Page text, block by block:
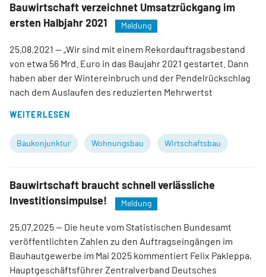
Bauwirtschaft verzeichnet Umsatzrückgang im
ersten Halbjahr 2021
Meldung
25.08.2021 — „Wir sind mit einem Rekordauftragsbestand
von etwa 56 Mrd. Euro in das Baujahr 2021 gestartet. Dann
haben aber der Wintereinbruch und der Pendelrückschlag
nach dem Auslaufen des reduzierten Mehrwertst
WEITERLESEN
Baukonjunktur Wohnungsbau Wirtschaftsbau
Bauwirtschaft braucht schnell verlässliche
Investitionsimpulse!
Meldung
25.07.2025— Die heute vom Statistischen Bundesamt
veröffentlichten Zahlen zu den Auftragseingängen im
Bauhautgewerbe im Mai 2025 kommentiert Felix Pakleppa,
Hauptgeschäftsführer Zentralverband Deutsches